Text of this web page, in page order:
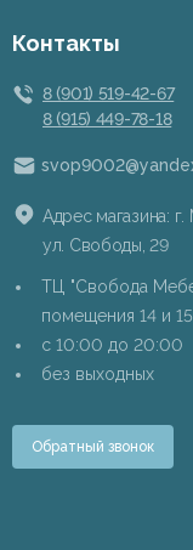
Контакты
8 (901) 519-42-67
8 (915) 449-78-18
Адрес магазина: г.
ул. Свободы, 29
ТЦ "Свобода
помещения 14 и 15
c 10:00 до 20:00
без выходных
Обратный звонок